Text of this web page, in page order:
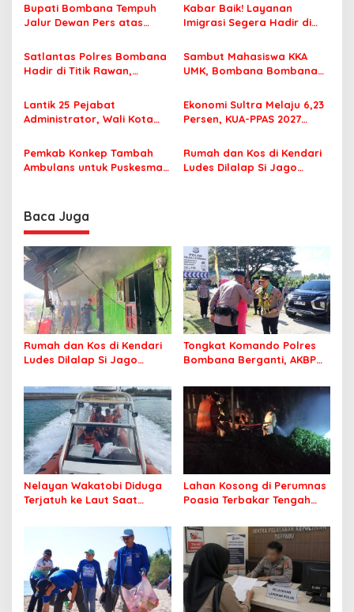
s
p
o
s
Bupati Bombana Tempuh
Jalur Dewan Pers atas
Korupsi Jembatan Cirauci II
Kabar Baik! Layanan
Imigrasi Segera Hadir di
Perlu Lagi ke Kendari
Satlantas Polres Bombana
Hadir di Titik Rawan,
Sekolah dengan Aman
Sambut Mahasiswa KKA
UMK, Bombana Bombana
Sasaran
Lantik 25 Pejabat
Administrator, Wali Kota
Berintegritas dan
Profesional Layani
Ekonomi Sultra Melaju 6,23
Persen, KUA-PPAS 2027
Pemkab Konkep Tambah
Ambulans untuk Puskesmas
Rumah dan Kos di Kendari
Ludes Dilalap Si Jago
Baca Juga
Rumah dan Kos di Kendari
Ludes Dilalap Si Jago
Tongkat Komando Polres
Bombana Berganti, AKBP
Kepolisian Bombana
Nelayan Wakatobi Diduga
Terjatuh ke Laut Saat
Lahan Kosong di Perumnas
Poasia Terbakar Tengah